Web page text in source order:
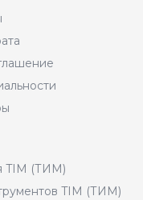
TIM (ТИМ)
TIM (ТИМ)